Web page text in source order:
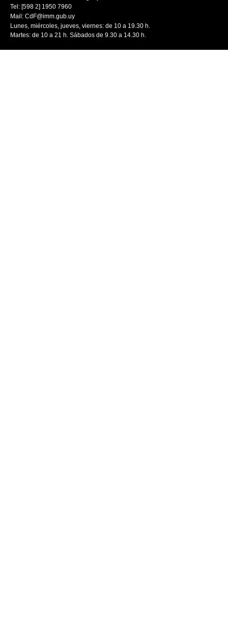
Tel: [598 2] 1950 7960
Mail: CdF@imm.gub.uy
Lunes, miércoles, jueves, viernes: de 10 a 19.30 h.
Martes: de 10 a 21 h. Sábados de 9.30 a 14.30 h.